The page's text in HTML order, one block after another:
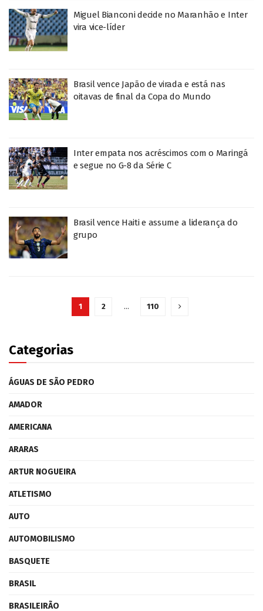
Miguel Bianconi decide no Maranhão e Inter
vira vice-líder
Brasil vence Japão de virada e está nas
oitavas de final da Copa do Mundo
Inter empata nos acréscimos com o Maringá
e segue no G-8 da Série C
Brasil vence Haiti e assume a liderança do
grupo
1 2 … 110
Categorias
ÁGUAS DE SÃO PEDRO
AMADOR
AMERICANA
ARARAS
ARTUR NOGUEIRA
ATLETISMO
AUTO
AUTOMOBILISMO
BASQUETE
BRASIL
BRASILEIRÃO